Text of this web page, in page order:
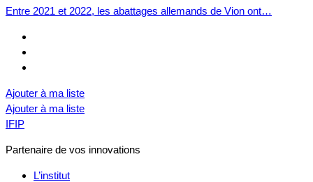
Entre 2021 et 2022, les abattages allemands de Vion ont…
Ajouter à ma liste
Ajouter à ma liste
IFIP
Partenaire de vos innovations
L’institut